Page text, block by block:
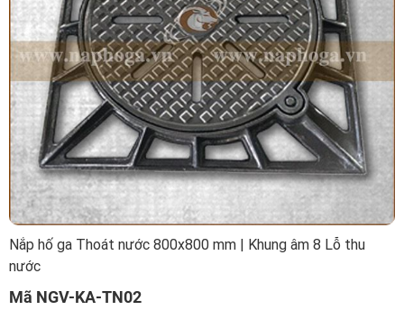
Nắp hố ga Thoát nước 800x800 mm | Khung âm 8 Lỗ thu
nước
Mã NGV-KA-TN02